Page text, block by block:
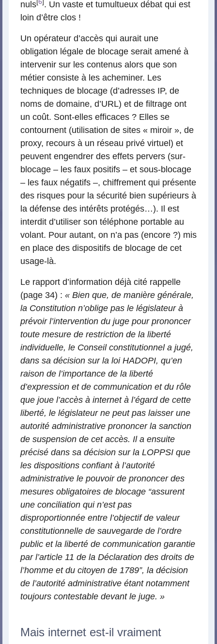
nuls 6 . Un vaste et tumultueux débat qui est
loin d’être clos !
Un opérateur d’accès qui aurait une
obligation légale de blocage serait amené à
intervenir sur les contenus alors que son
métier consiste à les acheminer. Les
techniques de blocage (d’adresses IP, de
noms de domaine, d’URL) et de filtrage ont
un coût. Sont-elles efficaces ? Elles se
contournent (utilisation de sites « miroir », de
proxy, recours à un réseau privé virtuel) et
peuvent engendrer des effets pervers (sur-
blocage – les faux positifs – et sous-blocage
– les faux négatifs –, chiffrement qui présente
des risques pour la sécurité bien supérieurs à
la défense des intérêts protégés…). Il est
interdit d’utiliser son téléphone portable au
volant. Pour autant, on n’a pas (encore ?) mis
en place des dispositifs de blocage de cet
usage-là.
Le rapport d’information déjà cité rappelle
(page 34) : « Bien que, de manière générale,
la Constitution n’oblige pas le législateur à
prévoir l’intervention du juge pour prononcer
toute mesure de restriction de la liberté
individuelle, le Conseil constitutionnel a jugé,
dans sa décision sur la loi HADOPI, qu’en
raison de l’importance de la liberté
d’expression et de communication et du rôle
que joue l’accès à internet à l’égard de cette
liberté, le législateur ne peut pas laisser une
autorité administrative prononcer la sanction
de suspension de cet accès. Il a ensuite
précisé dans sa décision sur la LOPPSI que
les dispositions confiant à l’autorité
administrative le pouvoir de prononcer des
mesures obligatoires de blocage “assurent
une conciliation qui n’est pas
disproportionnée entre l’objectif de valeur
constitutionnelle de sauvegarde de l’ordre
public et la liberté de communication garantie
par l’article 11 de la Déclaration des droits de
l’homme et du citoyen de 1789”, la décision
de l’autorité administrative étant notamment
toujours contestable devant le juge. »
Mais internet est-il vraiment